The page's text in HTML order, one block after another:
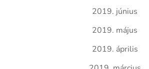
2019. június
2019. május
2019. április